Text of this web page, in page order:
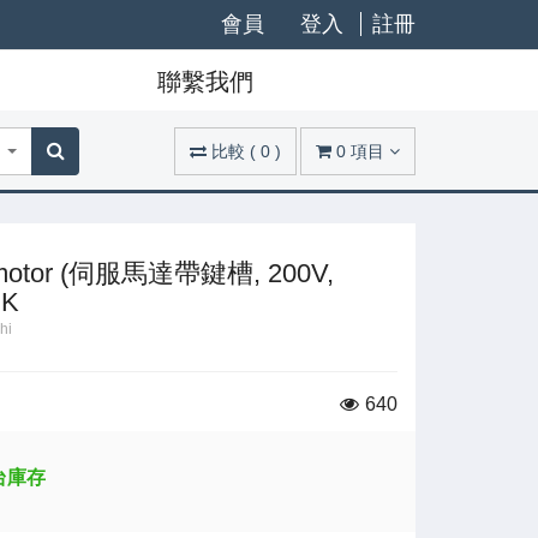
會員 登入 註冊
聯繫我們
比較 ( 0 ) 0 項目
(伺服馬達帶鍵槽, 200V,
640
庫存